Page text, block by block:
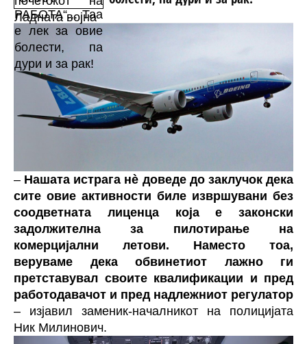
– Нашата истрага нè доведе до заклучок дека
сите овие активности биле извршувани без
соодветната лиценца која е законски
задолжителна за пилотирање на
комерцијални летови. Наместо тоа,
веруваме дека обвинетиот лажно ги
претставувал своите квалификации и пред
работодавачот и пред надлежниот регулатор
– изјавил заменик-началникот на полицијата
Ник Милинович.